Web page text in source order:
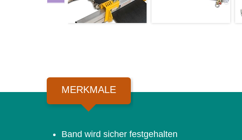
MERKMALE
Band wird sicher festgehalten